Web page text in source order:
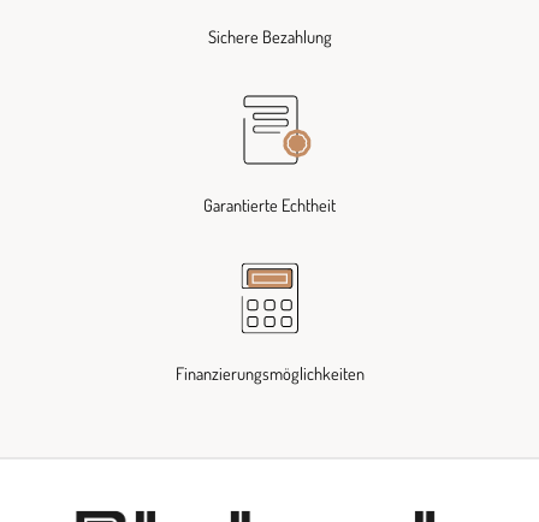
Sichere Bezahlung
Garantierte Echtheit
Finanzierungsmöglichkeiten